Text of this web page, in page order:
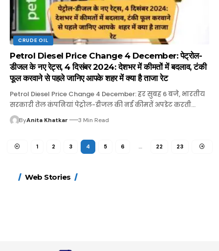
CRUDE OIL
Petrol Diesel Price Change 4 December: पेट्रोल-
डीजल के नए रेट्स, 4 दिसंबर 2024: देशभर में कीमतों में बदलाव, टंकी
फूल करवाने से पहले जानिए आपके शहर में क्या है ताजा रेट
Petrol Diesel Price Change 4 December: हर सुबह 6 बजे, भारतीय
सरकारी तेल कंपनियां पेट्रोल-डीजल की नई कीमतें अपडेट करती…
ByAnita Khatkar 3 Min Read
1 2 3 4 5 6 … 22 23
Web Stories
15 नवंबर से लागू होंगे
FASTag के ये नए नियम,
मोटापे को कम करने के लिए